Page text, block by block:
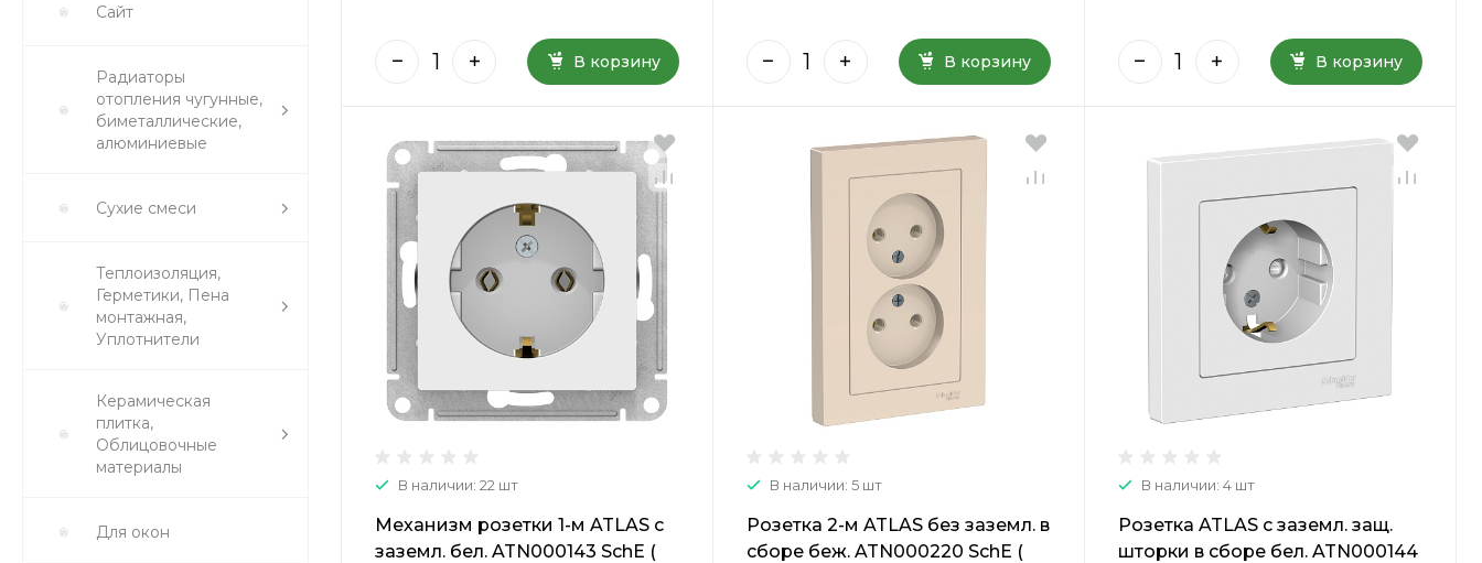
Сайт
Радиаторы
отопления чугунные,
биметаллические,
алюминиевые
Сухие смеси
Теплоизоляция,
Герметики, Пена
монтажная,
Уплотнители
Керамическая
плитка,
Облицовочные
материалы
Для окон
В корзину В корзину В корзину
В наличии: 22 шт
Механизм розетки 1-м ATLAS с
заземл. бел. ATN000143 SchE (
В наличии: 5 шт
Розетка 2-м ATLAS без заземл. в
сборе беж. ATN000220 SchE (
В наличии: 4 шт
Розетка ATLAS с заземл. защ.
шторки в сборе бел. ATN000144